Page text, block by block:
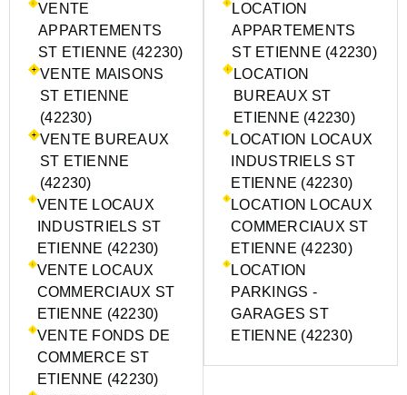
VENTE
APPARTEMENTS
ST ETIENNE (42230)
VENTE MAISONS
ST ETIENNE
(42230)
VENTE BUREAUX
ST ETIENNE
(42230)
VENTE LOCAUX
INDUSTRIELS ST
ETIENNE (42230)
VENTE LOCAUX
COMMERCIAUX ST
ETIENNE (42230)
VENTE FONDS DE
COMMERCE ST
ETIENNE (42230)
LOCATION
APPARTEMENTS
ST ETIENNE (42230)
LOCATION
BUREAUX ST
ETIENNE (42230)
LOCATION LOCAUX
INDUSTRIELS ST
ETIENNE (42230)
LOCATION LOCAUX
COMMERCIAUX ST
ETIENNE (42230)
LOCATION
PARKINGS -
GARAGES ST
ETIENNE (42230)